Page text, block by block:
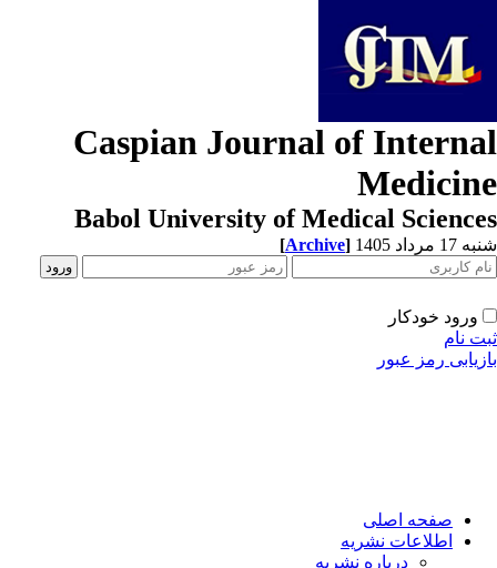
Caspian Journal of
Babol University of Medical
مرداد 1405 [Archive]
ورود خودکار
نام
رمز عبور
صفحه اصلی
اطلاعات نشریه
درباره نشریه